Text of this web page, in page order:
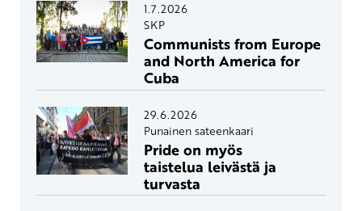
1.7.2026
SKP
Communists from Europe
and North America for
Cuba
29.6.2026
Punainen sateenkaari
Pride on myös
taistelua leivästä ja
turvasta